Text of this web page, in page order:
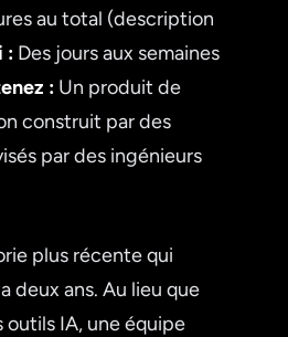
au total (description
: Des jours aux semaines
: Un produit de
construit par des
par des ingénieurs
plus récente qui
deux ans. Au lieu que
outils IA, une équipe